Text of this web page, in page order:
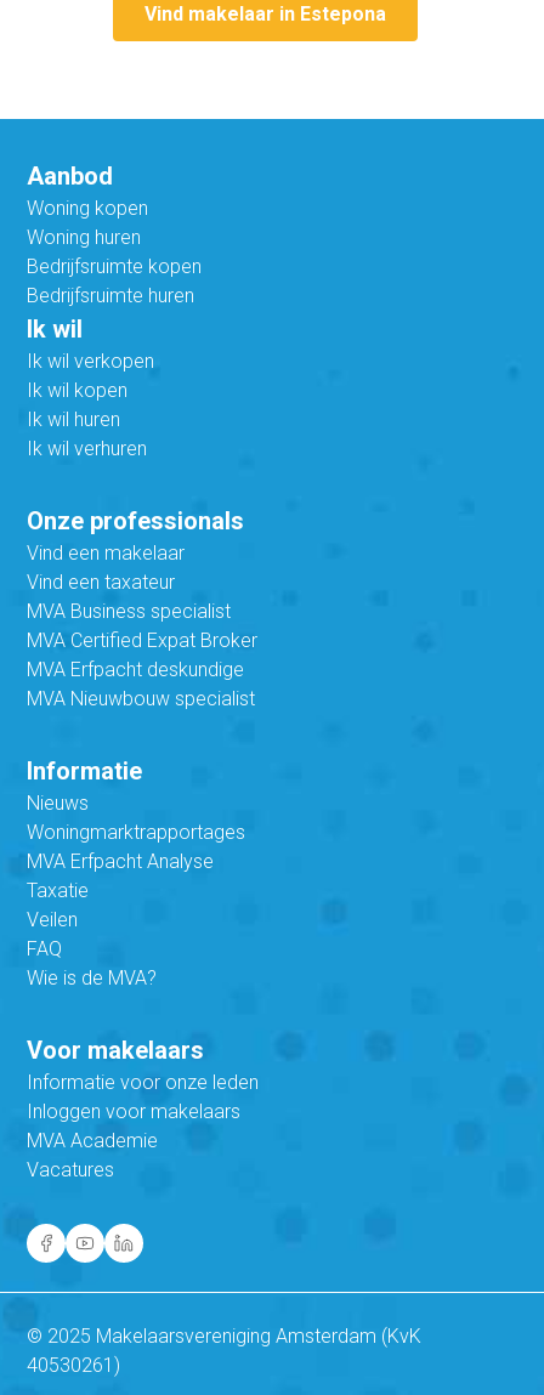
Vind makelaar in Estepona
Aanbod
Woning kopen
Woning huren
Bedrijfsruimte kopen
Bedrijfsruimte huren
Ik wil
Ik wil verkopen
Ik wil kopen
Ik wil huren
Ik wil verhuren
Onze professionals
Vind een makelaar
Vind een taxateur
MVA Business specialist
MVA Certified Expat Broker
MVA Erfpacht deskundige
MVA Nieuwbouw specialist
Informatie
Nieuws
Woningmarktrapportages
MVA Erfpacht Analyse
Taxatie
Veilen
FAQ
Wie is de MVA?
Voor makelaars
Informatie voor onze leden
Inloggen voor makelaars
MVA Academie
Vacatures
© 2025 Makelaarsvereniging Amsterdam (KvK
40530261)